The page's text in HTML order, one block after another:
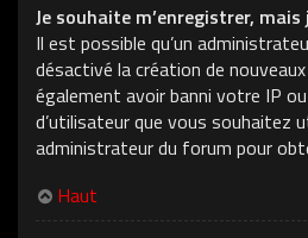
Je souhaite m’enregistrer, mais
Il est possible qu’un
désactivé la création de
également avoir banni votre IP
d’utilisateur que vous souhaitez
administrateur du forum pour
Haut